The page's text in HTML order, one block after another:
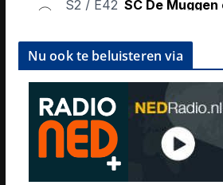
Nu ook te beluisteren via